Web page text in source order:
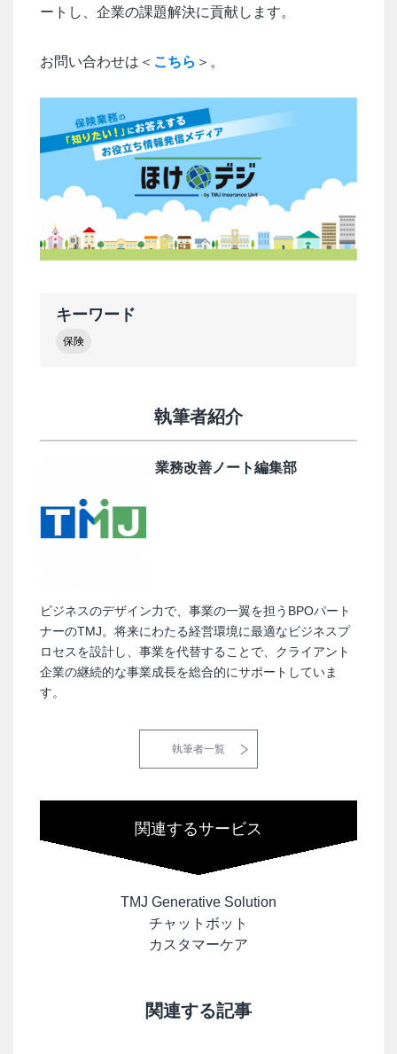
ートし、企業の課題解決に貢献します。
お問い合わせは＜ こちら ＞。
キーワード
保険
執筆者紹介
業務改善ノート編集部
ビジネスのデザイン力で、事業の一翼を担うBPOパート
ナーのTMJ。将来にわたる経営環境に最適なビジネスプ
ロセスを設計し、事業を代替することで、クライアント
企業の継続的な事業成長を総合的にサポートしていま
す。
執筆者一覧
関連するサービス
TMJ Generative Solution
チャットボット
カスタマーケア
関連する記事